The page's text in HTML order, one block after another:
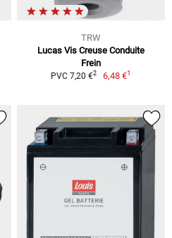
TRW
Lucas Vis Creuse Conduite
Frein
PVC 7,20 €2 6,48 €1